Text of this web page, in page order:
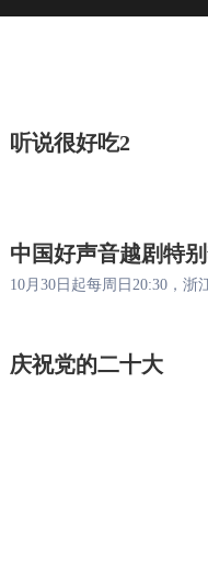
听说很好吃2
中国好声音越剧特
10月30日起每周日20:30，浙
庆祝党的二十大